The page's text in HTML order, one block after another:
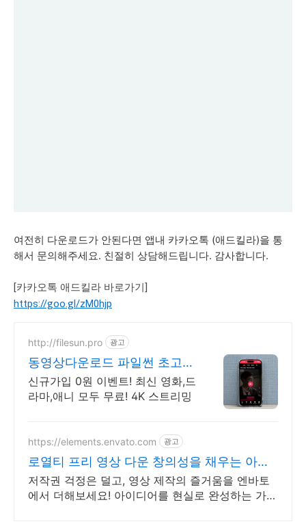
여전히 다운로드가 안된다면 앱내 카카오톡 (애드킬라)을 통
해서 문의해주세요. 친절히 상담해드립니다. 감사합니다.
[카카오톡 애드킬라 바로가기]
https://goo.gl/zM0hjp
http://filesun.pro 광고
동영상다운로드 파일썬 초고
속, 4K 실시간 보기!
신규가입 0원 이벤트! 최신 영화,드
라마,애니 모두 무료! 4K 스트리밍
https://elements.envato.com 광고
로열티 프리 영상 다운 창의성을 채우는 아카
이브
저작권 걱정은 덜고, 영상 제작의 즐거움을 엔바토
에서 더해보세요! 아이디어를 현실로 완성하는 가장